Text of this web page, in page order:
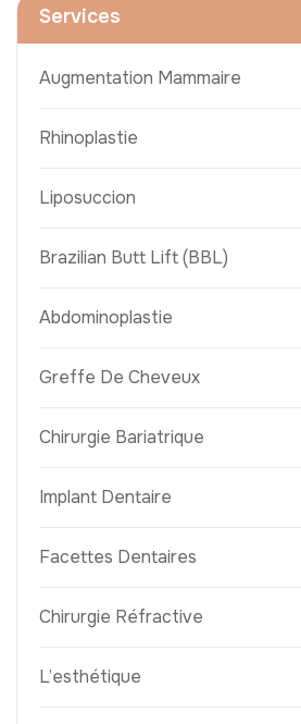
Services
Augmentation Mammaire
Rhinoplastie
Liposuccion
Brazilian Butt Lift (BBL)
Abdominoplastie
Greffe De Cheveux
Chirurgie Bariatrique
Implant Dentaire
Facettes Dentaires
Chirurgie Réfractive
L’esthétique